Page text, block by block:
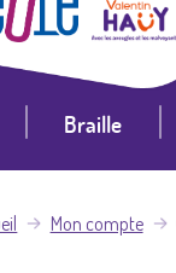
Braille
Mon compte